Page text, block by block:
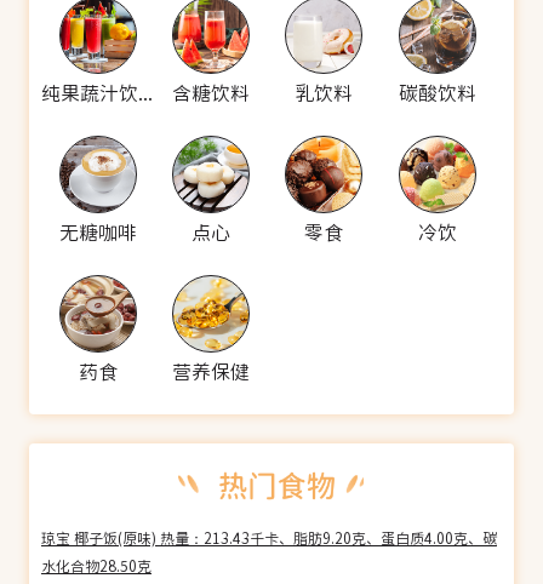
纯果蔬汁饮料 含糖饮料 乳饮料 碳酸饮料
无糖咖啡 点心 零食 冷饮
药食 营养保健
琼宝 椰子饭(原味) 热量：213.43千卡、脂肪9.20克、蛋白质4.00克、碳
水化合物28.50克